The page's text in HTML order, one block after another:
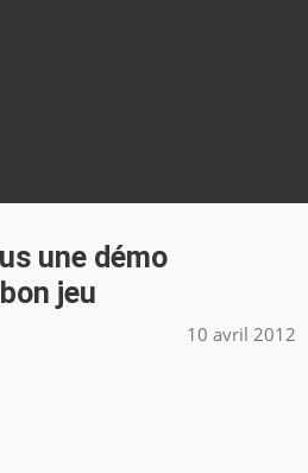
une démo
jeu
10 avril 2012